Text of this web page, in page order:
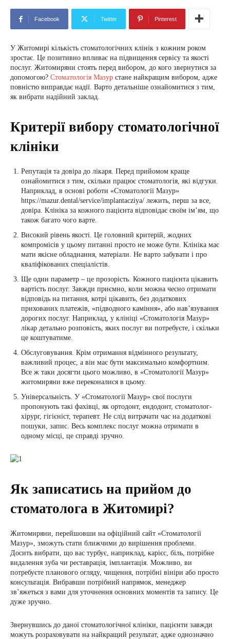
Facebook Twitter Pinterest
У Житомирі кількість стоматологічних клінік з кожним роком
зростає. Це позитивно впливає на підвищення сервісу та якості
послуг. Житомиряни стоять перед вибором, до кого звернутися за
допомогою? Стоматологія Мазур стане найкращим вибором, адже
повністю виправдає надії. Варто детальніше ознайомитися з тим,
як вибрати надійний заклад.
Критерії вибору стоматологічної
клініки
Репутація та довіра до лікаря. Перед прийомом краще
ознайомитися з тим, скільки працює стоматологія, які відгуки.
Наприклад, в основі роботи «Стоматології Мазур»
https://mazur.dental/service/implantacziya/ лежить, перш за все,
довіра. Клініка за кожного пацієнта відповідає своїм ім’ям, що
також багато чого варте.
Високий рівень якості. Це головний критерій, жодних
компромісів у цьому питанні просто не може бути. Клініка має
мати якісне обладнання, матеріали. Не варто забувати і про
кваліфікованих спеціалістів.
Ще один параметр – це прозорість. Кожного пацієнта цікавить
вартість послуг. Завжди приємно, коли можна чесно отримати
відповідь на питання, котрі цікавить, без додаткових
прихованих платежів, «підводного каміння», або нав’язування
дорогих послуг. Наприклад, у клініці «Стоматологія Мазур»
лікар детально розповість, яких послуг ви потребуєте, і скільки
це коштуватиме.
Обслуговування. Крім отримання відмінного результату,
важливий процес, а він має бути максимально комфортним.
Все ж таки досягти цього можливо, в «Стоматології Мазур»
житомиряни вже переконалися в цьому.
Універсальність. У «Стоматології Мазур» свої послуги
пропонують такі фахівці, як ортодонт, ендодонт, стоматолог-
хірург, гігієніст, терапевт. Не слід витрачати час на додаткові
пошуки, запис. Весь комплекс послуг можна отримати в
одному місці, це справді зручно.
Як записатись на прийом до
стоматолога в Житомирі?
Житомиряни, перейшовши на офіційний сайт «Стоматології
Мазур», зможуть стати ближчими до вирішення проблеми.
Досить вибрати, що вас турбує, наприклад, карієс, біль, потрібне
видалення зуба чи реставрація, імплантація. Можливо, ви
потребуєте планового огляду, чищення, потрібні вініри або просто
консультація. Вибравши потрібний напрямок, менеджер
зв’яжеться з вами для уточнення основних моментів та запису. Це
дуже зручно.
Звернувшись до даної стоматологічної клініки, пацієнти завжди
можуть розраховувати на найкращий результат, адже однозначно